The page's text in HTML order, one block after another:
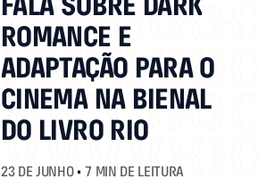
ADAPTAÇÃO
CINEMA
NA
BIENAL
ROMANCE E
ADAPTAÇÃO PARA O
CINEMA NA BIENAL
DO LIVRO RIO
23 DE JUNHO •7 MIN DE LEITURA